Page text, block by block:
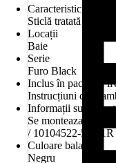
Caracteristici
Sticlă tratată
Locații
Baie
Serie
Furo Black
Inclus în pachetul
Instrucțiuni de
Informații
Se monteaza
/ 10104522-54-01R
Culoare balamale
Negru